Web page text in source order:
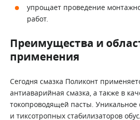
упрощает проведение
работ.
Преимущества и
применения
Сегодня смазка Поликонт
антиаварийная смазка, а также в
токопроводящей пасты. Уникальное
и тиксотропных стабилизаторов